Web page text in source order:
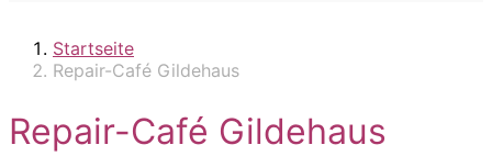
Startseite
Repair-Café Gildehaus
Repair-Café Gildehaus